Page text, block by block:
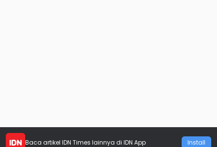
Baca artikel IDN Times lainnya di IDN App Install